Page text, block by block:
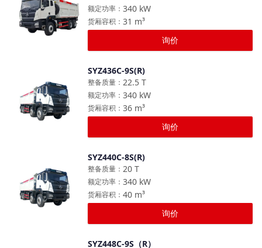
340 kW
额定功率 ：
31 m³
货厢容积 ：
询价
SYZ436C-9S(R)
22.5 T
整备质量 ：
340 kW
额定功率 ：
36 m³
货厢容积 ：
询价
SYZ440C-8S(R)
20 T
整备质量 ：
340 kW
额定功率 ：
40 m³
货厢容积 ：
询价
SYZ448C-9S（R）